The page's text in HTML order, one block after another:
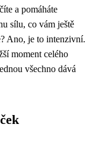
a pomáháte
sílu, co vám ještě
Ano, je to intenzivní.
moment celého
všechno dává